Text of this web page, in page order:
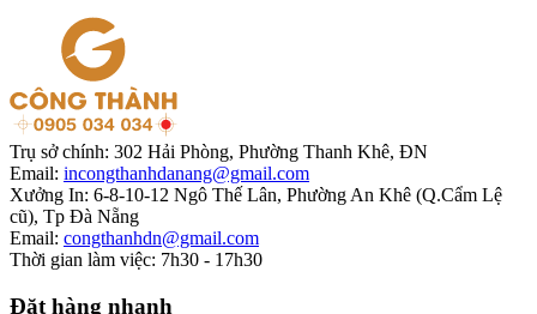
Trụ sở chính: 302 Hải Phòng, Phường Thanh Khê, ĐN
Email: incongthanhdanang@gmail.com
Xưởng In: 6-8-10-12 Ngô Thế Lân, Phường An Khê (Q.Cẩm Lệ
cũ), Tp Đà Nẵng
Email: congthanhdn@gmail.com
Thời gian làm việc: 7h30 - 17h30
Đặt hàng nhanh